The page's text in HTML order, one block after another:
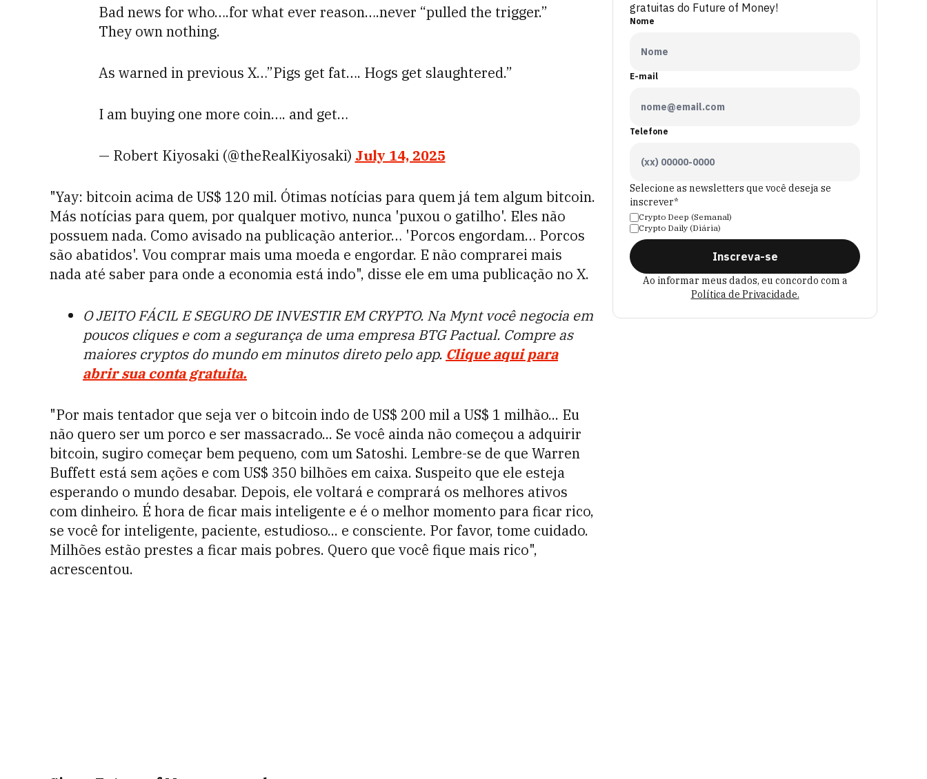
Bad news for who….for what ever reason….never “pulled the trigger.”
They own nothing.
As warned in previous X…”Pigs get fat…. Hogs get slaughtered.”
I am buying one more coin…. and get…
— Robert Kiyosaki (@theRealKiyosaki) July 14, 2025
"Yay: bitcoin acima de US$ 120 mil. Ótimas notícias para quem já tem algum bitcoin.
Más notícias para quem, por qualquer motivo, nunca 'puxou o gatilho'. Eles não
possuem nada. Como avisado na publicação anterior… 'Porcos engordam… Porcos
são abatidos'. Vou comprar mais uma moeda e engordar. E não comprarei mais
nada até saber para onde a economia está indo", disse ele em uma publicação no X.
O JEITO FÁCIL E SEGURO DE INVESTIR EM CRYPTO. Na Mynt você negocia em
poucos cliques e com a segurança de uma empresa BTG Pactual. Compre as
maiores cryptos do mundo em minutos direto pelo app. Clique aqui para
abrir sua conta gratuita.
"Por mais tentador que seja ver o bitcoin indo de US$ 200 mil a US$ 1 milhão... Eu
não quero ser um porco e ser massacrado... Se você ainda não começou a adquirir
bitcoin, sugiro começar bem pequeno, com um Satoshi. Lembre-se de que Warren
Buffett está sem ações e com US$ 350 bilhões em caixa. Suspeito que ele esteja
esperando o mundo desabar. Depois, ele voltará e comprará os melhores ativos
com dinheiro. É hora de ficar mais inteligente e é o melhor momento para ficar rico,
se você for inteligente, paciente, estudioso... e consciente. Por favor, tome cuidado.
Milhões estão prestes a ficar mais pobres. Quero que você fique mais rico",
acrescentou.
gratuitas do Future of Money!
Nome
E-mail
Telefone
Selecione as newsletters que você deseja se
inscrever*
Crypto Deep (Semanal)
Crypto Daily (Diária)
Inscreva-se
Ao informar meus dados, eu concordo com a
Política de Privacidade.